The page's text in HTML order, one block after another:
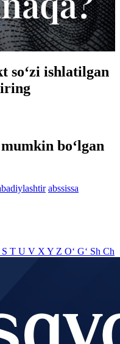
so‘zi ishlatilgan
bo‘lgan
abssissa
S T U V X Y Z O‘ G‘ Sh Ch